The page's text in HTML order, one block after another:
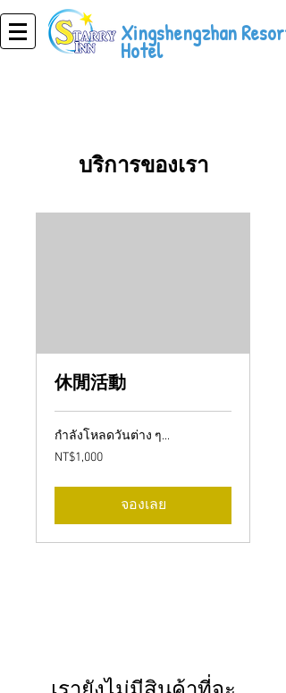
Xingshengzhan Resort
Hotel
บริการของเรา
休閒活動
กำลังโหลดวันต่าง ๆ...
1,000
ดอลลาร์
NT$1,000
จองเลย